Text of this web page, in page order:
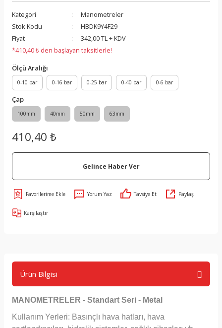
Kategori
Manometreler
Stok Kodu
HBDK9Y4F29
Fiyat
342,00 TL + KDV
*410,40 ₺ den başlayan taksitlerle!
Ölçü Aralığı
0-10 bar 0-16 bar 0-25 bar 0-40 bar 0-6 bar
Çap
100mm 40mm 50mm 63mm
410,40 ₺
Gelince Haber Ver
Yorum Yaz Tavsiye Et Paylaş
Karşılaştır
Ürün Bilgisi
MANOMETRELER - Standart Seri - Metal
Kullanım Yerleri: Basınçlı hava hatları, hava